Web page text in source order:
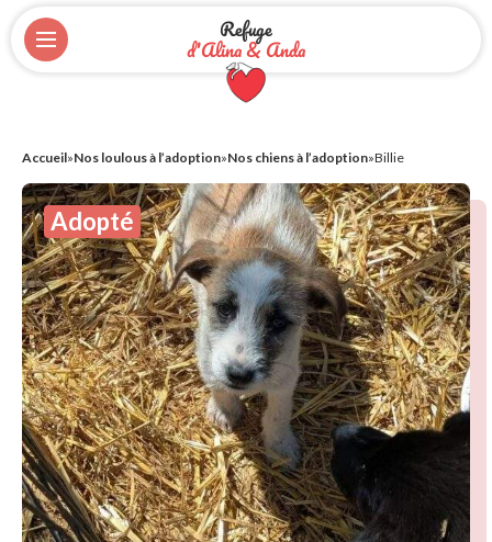
Refuge
d'Alina & Anda
Accueil»Nos loulous à l’adoption»Nos chiens à l’adoption»Billie
Adopté